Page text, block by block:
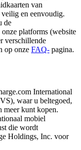
van
en eenvoudig.
de
platforms (website
verschillende
op onze FAQ- pagina.
International
waar u beltegoed,
meer kunt kopen.
mobiel
die wordt
Holdings, Inc. voor